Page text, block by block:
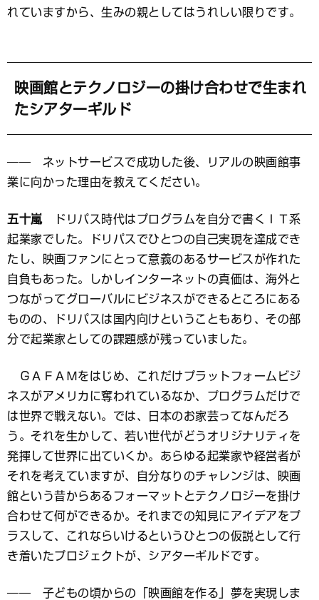
れていますから、生みの親としてはうれしい限りです。
映画館とテクノロジーの掛け合わせで生まれ
たシアターギルド
―― ネットサービスで成功した後、リアルの映画館事
業に向かった理由を教えてください。
五十嵐ドリパス時代はプログラムを自分で書くＩＴ系
起業家でした。ドリパスでひとつの自己実現を達成でき
たし、映画ファンにとって意義のあるサービスが作れた
自負もあった。しかしインターネットの真価は、海外と
つながってグローバルにビジネスができるところにある
ものの、ドリパスは国内向けということもあり、その部
分で起業家としての課題感が残っていました。
ＧＡＦＡＭをはじめ、これだけプラットフォームビジ
ネスがアメリカに奪われているなか、プログラムだけで
は世界で戦えない。では、日本のお家芸ってなんだろ
う。それを生かして、若い世代がどうオリジナリティを
発揮して世界に出ていくか。あらゆる起業家や経営者が
それを考えていますが、自分なりのチャレンジは、映画
館という昔からあるフォーマットとテクノロジーを掛け
合わせて何ができるか。それまでの知見にアイデアをプ
ラスして、これならいけるというひとつの仮説として行
き着いたプロジェクトが、シアターギルドです。
―― 子どもの頃からの「映画館を作る」夢を実現しま